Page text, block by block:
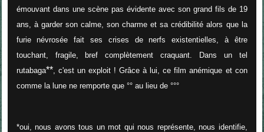
émouvant dans une scène pas évidente avec son grand fils de 19
ans, à garder son calme, son charme et sa crédibilité alors que la
furie névrosée fait ses crises de nerfs existentielles, à être
touchant, fragile, bref complètement craquant. Dans un tel
rutabaga**, c'est un exploit ! Grâce à lui, ce film anémique et con
comme la lune ne remporte que °° au lieu de °°°
*oui, nous avons tous un mot qui nous représente, nous identifie,